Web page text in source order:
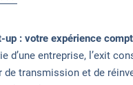
up : votre expérience
d’une entreprise, l’exit
de transmission et de